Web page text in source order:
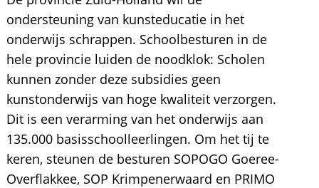
ondersteuning van kunsteducatie in het
onderwijs schrappen. Schoolbesturen in de
hele provincie luiden de noodklok: Scholen
kunnen zonder deze subsidies geen
kunstonderwijs van hoge kwaliteit verzorgen.
Dit is een verarming van het onderwijs aan
135.000 basisschoolleerlingen. Om het tij te
keren, steunen de besturen SOPOGO Goeree-
Overflakkee, SOP Krimpenerwaard en PRIMO